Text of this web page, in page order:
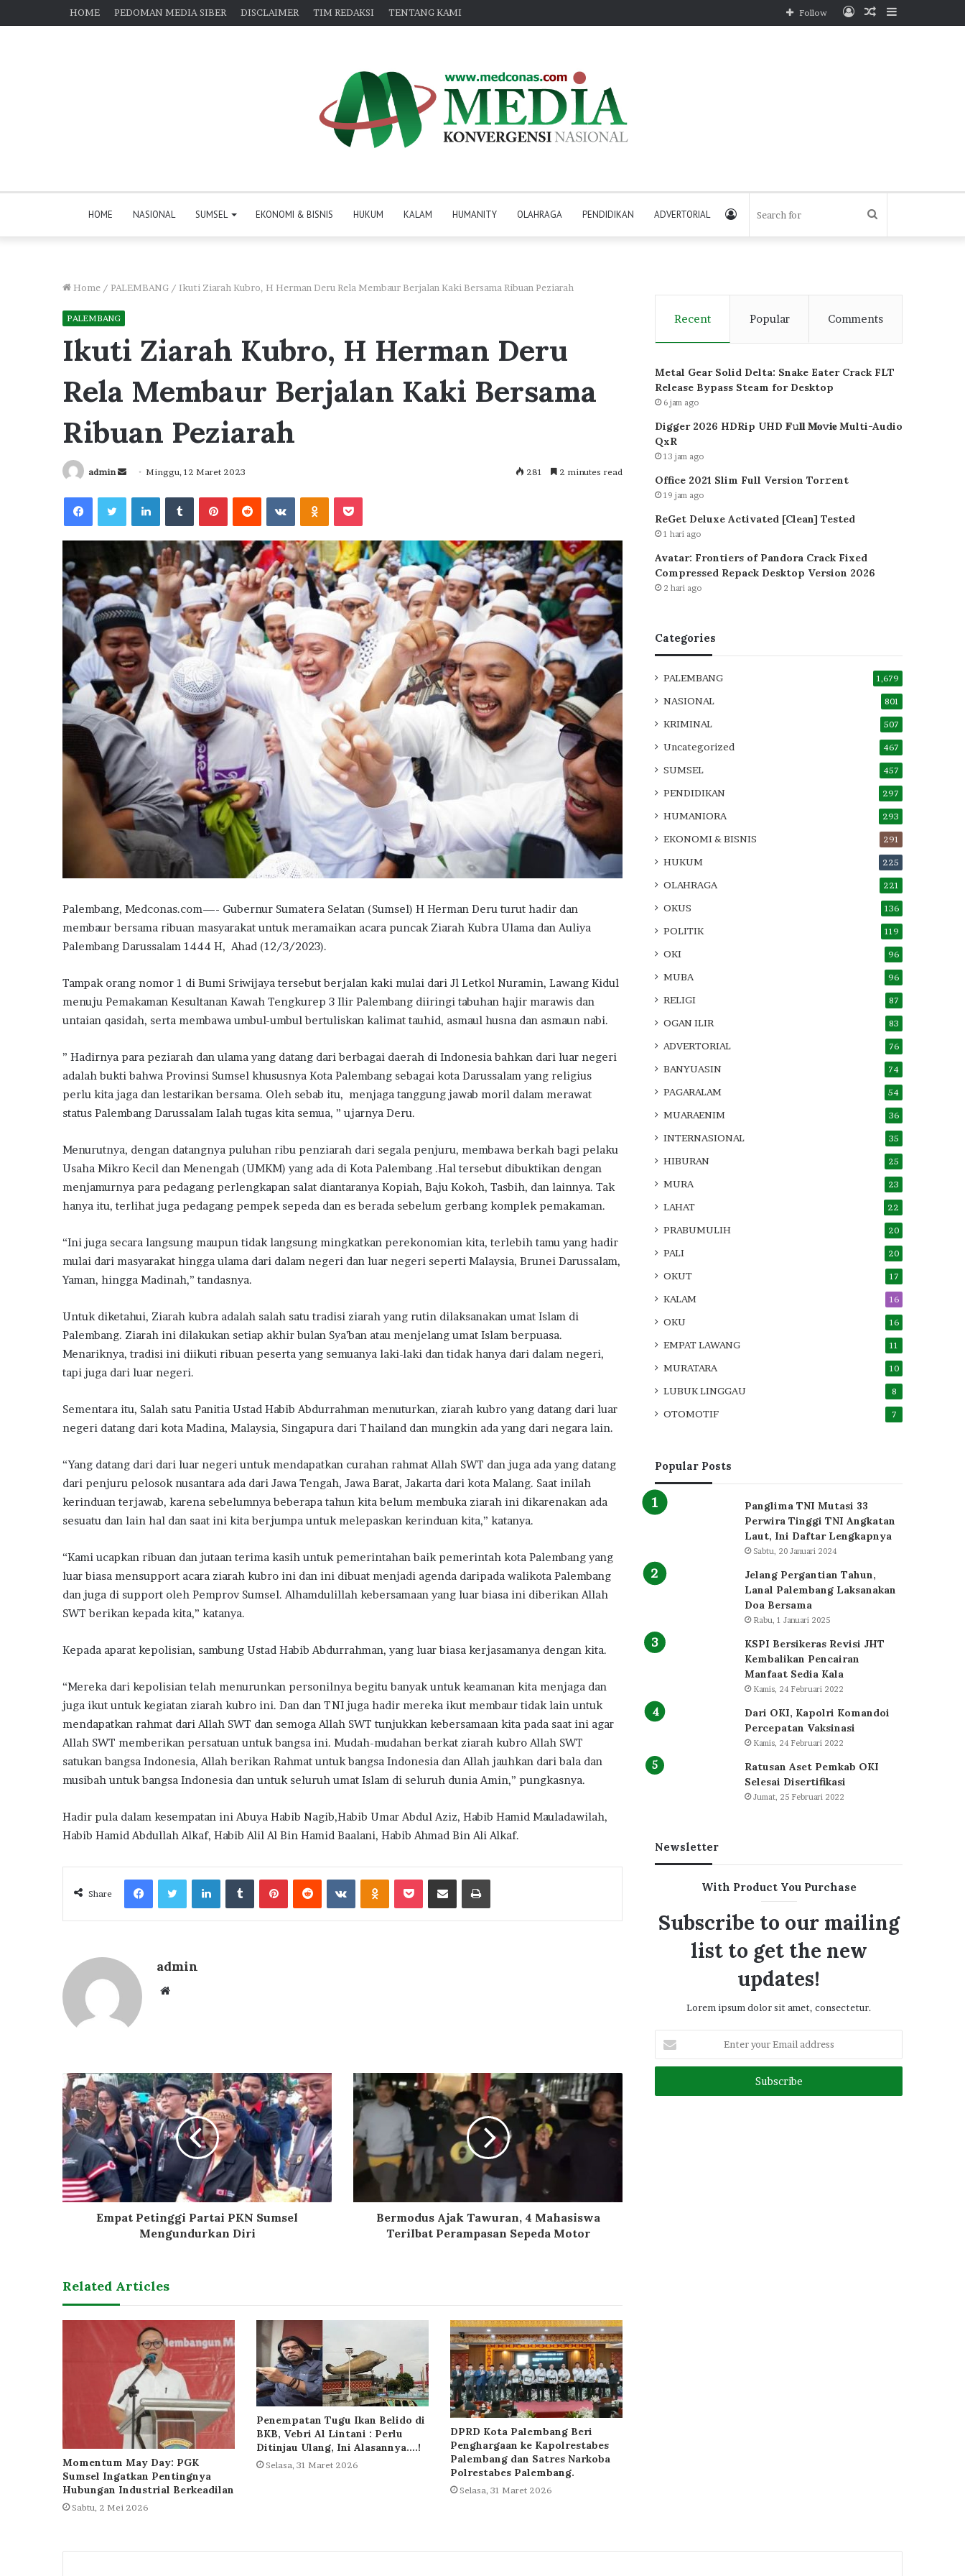
HOME PEDOMAN MEDIA SIBER DISCLAIMER TIM REDAKSI TENTANG KAMI Sidebar
Random
Log
Follow
HOME NASIONAL SUMSEL EKONOMI & BISNIS HUKUM KALAM HUMANITY OLAHRAGA PENDIDIKAN ADVERTORIAL Search
Log
Home / PALEMBANG / Ikuti Ziarah Kubro, H Herman Deru Rela Membaur Berjalan Kaki Bersama Ribuan Peziarah
PALEMBANG
Ikuti Ziarah Kubro, H Herman Deru
Rela Membaur Berjalan Kaki Bersama
Ribuan Peziarah
admin
Send
email
Minggu, 12 Maret 2023 281 2 minutes read
FacebookTwitterLinkedInTumblrPinterestReddit VKontakteOdnoklassniki
Pocket
Palembang, Medconas.com—- Gubernur Sumatera Selatan (Sumsel) H Herman Deru turut hadir dan
membaur bersama ribuan masyarakat untuk meramaikan acara puncak Ziarah Kubra Ulama dan Auliya
Palembang Darussalam 1444 H, Ahad (12/3/2023).
Tampak orang nomor 1 di Bumi Sriwijaya tersebut berjalan kaki mulai dari Jl Letkol Nuramin, Lawang Kidul
menuju Pemakaman Kesultanan Kawah Tengkurep 3 Ilir Palembang diiringi tabuhan hajir marawis dan
untaian qasidah, serta membawa umbul-umbul bertuliskan kalimat tauhid, asmaul husna dan asmaun nabi.
” Hadirnya para peziarah dan ulama yang datang dari berbagai daerah di Indonesia bahkan dari luar negeri
adalah bukti bahwa Provinsi Sumsel khususnya Kota Palembang sebagai kota Darussalam yang religius
perlu kita jaga dan lestarikan bersama. Oleh sebab itu, menjaga tanggung jawab moril dalam merawat
status Palembang Darussalam Ialah tugas kita semua, ” ujarnya Deru.
Menurutnya, dengan datangnya puluhan ribu penziarah dari segala penjuru, membawa berkah bagi pelaku
Usaha Mikro Kecil dan Menengah (UMKM) yang ada di Kota Palembang .Hal tersebut dibuktikan dengan
menjamurnya para pedagang perlengkapan salat diantaranya Kopiah, Baju Kokoh, Tasbih, dan lainnya. Tak
hanya itu, terlihat juga pedagang pempek sepeda dan es berada sebelum gerbang komplek pemakaman.
“Ini juga secara langsung maupun tidak langsung mingkatkan perekonomian kita, terlebih tamu yang hadir
mulai dari masyarakat hingga ulama dari dalam negeri dan luar negeri seperti Malaysia, Brunei Darussalam,
Yaman, hingga Madinah,” tandasnya.
Untuk diketahui, Ziarah kubra adalah salah satu tradisi ziarah yang rutin dilaksanakan umat Islam di
Palembang. Ziarah ini dilakukan setiap akhir bulan Sya’ban atau menjelang umat Islam berpuasa.
Menariknya, tradisi ini diikuti ribuan peserta yang semuanya laki-laki dan tidak hanya dari dalam negeri,
tapi juga dari luar negeri.
Sementara itu, Salah satu Panitia Ustad Habib Abdurrahman menuturkan, ziarah kubro yang datang dari luar
negeri datang dari kota Madina, Malaysia, Singapura dari Thailand dan mungkin ada yang dari negara lain.
“Yang datang dari dari luar negeri untuk mendapatkan curahan rahmat Allah SWT dan juga ada yang datang
dari penjuru pelosok nusantara ada dari Jawa Tengah, Jawa Barat, Jakarta dari kota Malang. Saat inilah
kerinduan terjawab, karena sebelumnya beberapa tahun kita belum membuka ziarah ini dikarenakan ada
sesuatu dan lain hal dan saat ini kita berjumpa untuk melepaskan kerinduan kita,” katanya.
“Kami ucapkan ribuan dan jutaan terima kasih untuk pemerintahan baik pemerintah kota Palembang yang
luar biasa mensupport acara ziarah kubro ini dan ini dibuat menjadi agenda daripada walikota Palembang
dan juga di support oleh Pemprov Sumsel. Alhamdulillah kebersamaan yang luar biasa ini diberikan Allah
SWT berikan kepada kita,” katanya.
Kepada aparat kepolisian, sambung Ustad Habib Abdurrahman, yang luar biasa kerjasamanya dengan kita.
“Mereka dari kepolisian telah menurunkan personilnya begitu banyak untuk keamanan kita menjaga dan
juga ikut untuk kegiatan ziarah kubro ini. Dan dan TNI juga hadir mereka ikut membaur tidak lain untuk
mendapatkan rahmat dari Allah SWT dan semoga Allah SWT tunjukkan kebersamaan kita pada saat ini agar
Allah SWT memberikan persatuan untuk bangsa ini. Mudah-mudahan berkat ziarah kubro Allah SWT
satukan bangsa Indonesia, Allah berikan Rahmat untuk bangsa Indonesia dan Allah jauhkan dari bala dan
musibah untuk bangsa Indonesia dan untuk seluruh umat Islam di seluruh dunia Amin,” pungkasnya.
Hadir pula dalam kesempatan ini Abuya Habib Nagib,Habib Umar Abdul Aziz, Habib Hamid Mauladawilah,
Habib Hamid Abdullah Alkaf, Habib Alil Al Bin Hamid Baalani, Habib Ahmad Bin Ali Alkaf.
Share
FacebookTwitterLinkedInTumblrPinterestReddit VKontakteOdnoklassniki
Pocket Share via Email Print
admin
Website
Empat Petinggi Partai PKN Sumsel
Mengundurkan Diri
Bermodus Ajak Tawuran, 4 Mahasiswa
Terilbat Perampasan Sepeda Motor
Related Articles
Momentum May Day: PGK
Sumsel Ingatkan Pentingnya
Hubungan Industrial Berkeadilan
Sabtu, 2 Mei 2026
Penempatan Tugu Ikan Belido di
BKB, Vebri Al Lintani : Perlu
Ditinjau Ulang, Ini Alasannya….!
Selasa, 31 Maret 2026
DPRD Kota Palembang Beri
Penghargaan ke Kapolrestabes
Palembang dan Satres Narkoba
Polrestabes Palembang.
Selasa, 31 Maret 2026
Recent Popular Comments
Metal Gear Solid Delta: Snake Eater Crack FLT
Release Bypass Steam for Desktop
6 jam ago
Digger 2026 HDRip UHD 𝐅𝚞𝐥𝐥 𝐌𝐨𝚟𝐢𝐞 Multi-Audio
QxR
13 jam ago
Office 2021 Slim Full Version Tor𝚛ent
19 jam ago
ReGet Deluxe Activated [Clean] Tested
1 hari ago
Avatar: Frontiers of Pandora Crack Fixed
Compressed Repack Desktop Version 2026
2 hari ago
Categories
PALEMBANG 1,679
NASIONAL 801
KRIMINAL 507
Uncategorized 467
SUMSEL 457
PENDIDIKAN 297
HUMANIORA 293
EKONOMI & BISNIS 291
HUKUM 225
OLAHRAGA 221
OKUS 136
POLITIK 119
OKI 96
MUBA 96
RELIGI 87
OGAN ILIR 83
ADVERTORIAL 76
BANYUASIN 74
PAGARALAM 54
MUARAENIM 36
INTERNASIONAL 35
HIBURAN 25
MURA 23
LAHAT 22
PRABUMULIH 20
PALI 20
OKUT 17
KALAM 16
OKU 16
EMPAT LAWANG 11
MURATARA 10
LUBUK LINGGAU 8
OTOMOTIF 7
Popular Posts
Panglima TNI Mutasi 33
Perwira Tinggi TNI Angkatan
Laut, Ini Daftar Lengkapnya
Sabtu, 20 Januari 2024
Jelang Pergantian Tahun,
Lanal Palembang Laksanakan
Doa Bersama
Rabu, 1 Januari 2025
KSPI Bersikeras Revisi JHT
Kembalikan Pencairan
Manfaat Sedia Kala
Kamis, 24 Februari 2022
Dari OKI, Kapolri Komandoi
Percepatan Vaksinasi
Kamis, 24 Februari 2022
Ratusan Aset Pemkab OKI
Selesai Disertifikasi
Jumat, 25 Februari 2022
Newsletter
With Product You Purchase
Subscribe to our mailing
list to get the new
updates!
Lorem ipsum dolor sit amet, consectetur.
your
Email